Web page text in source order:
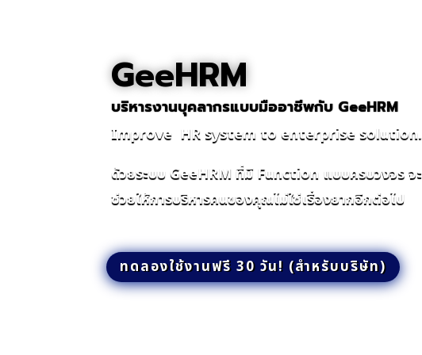
GeeHRM
บริหารงานบุคลากรแบบมืออาชีพกับ GeeHRM
Improve HR system to enterprise solution.
ด้วยระบบ GeeHRM ที่มี Function แบบครบวงจร จะ
ช่วยให้การบริหารคนของคุณไม่ใช่เรื่องยากอีกต่อไป
ทดลองใช้งานฟรี 30 วัน! (สำหรับบริษัท)